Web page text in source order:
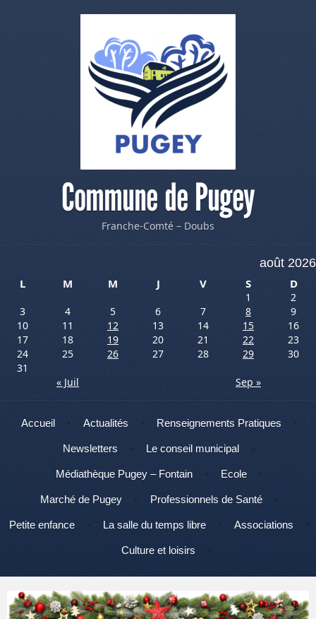
Commune de Pugey
Franche-Comté – Doubs
août 2026
L
M M J V S D
1
2
3
4 5 6 7 8
9
10
11 12 13 14 15
16
17
18 19 20 21 22
23
24
25 26 27 28 29
30
31
« Juil
Sep »
Menu
Aller au contenu
Accueil Actualités Renseignements Pratiques
Newsletters Le conseil municipal
Médiathèque Pugey – Fontain Ecole
Marché de Pugey Professionnels de Santé
Petite enfance La salle du temps libre Associations
Culture et loisirs